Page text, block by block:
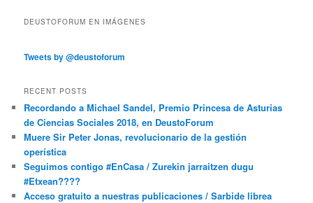
DEUSTOFORUM EN IMÁGENES
Tweets by @deustoforum
RECENT POSTS
Recordando a Michael Sandel, Premio Princesa de Asturias
de Ciencias Sociales 2018, en DeustoForum
Muere Sir Peter Jonas, revolucionario de la gestión
operística
Seguimos contigo #EnCasa / Zurekin jarraitzen dugu
#Etxean????
Acceso gratuito a nuestras publicaciones / Sarbide librea